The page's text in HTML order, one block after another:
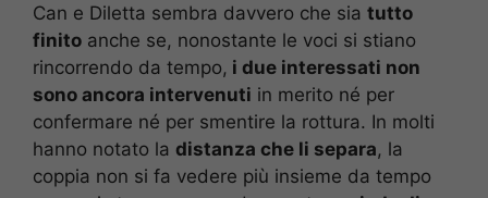
Can e Diletta sembra davvero che sia tutto
finito anche se, nonostante le voci si stiano
rincorrendo da tempo, i due interessati non
sono ancora intervenuti in merito né per
confermare né per smentire la rottura. In molti
hanno notato la distanza che li separa, la
coppia non si fa vedere più insieme da tempo